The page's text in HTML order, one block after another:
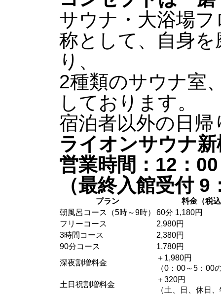
サウナ・大浴場
称として、自身
り、
2種類のサウナ室
しております。
宿泊者以外の日
ライオンサウナ
営業時間：12：
（最終入館受付 9
プラン
料金（税
朝風呂コース（5時～9時）
60分 1,180円
フリーコース
2,980円
3時間コース
2,380円
90分コース
1,780円
深夜割増料金
＋1,980円
（0：00～5：00
土日祝割増料金
＋320円
（土、日、休日